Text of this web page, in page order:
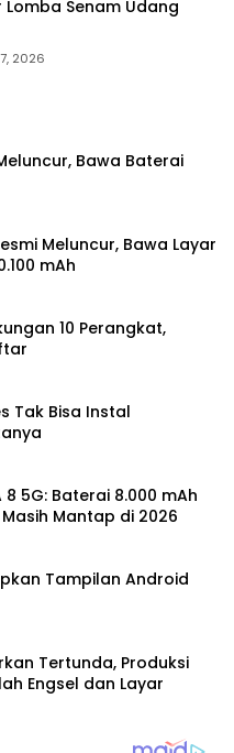
Senam Udang
2026
Bawa Baterai
Meluncur, Bawa Layar
mAh
10 Perangkat,
Tak Bisa Instal
8 5G: Baterai 8.000 mAh
Mantap di 2026
Tampilan Android
Tertunda, Produksi
Engsel dan Layar